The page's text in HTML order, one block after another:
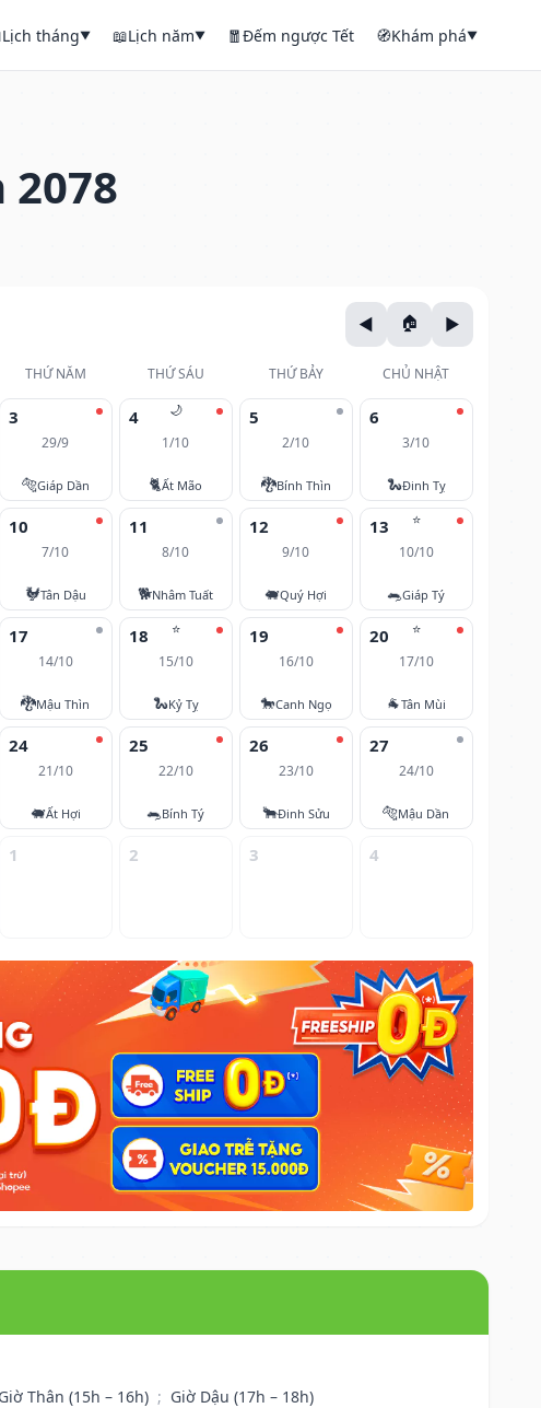
Lịch tháng▼ 📖Lịch năm▼ 🧧Đếm ngược Tết 🧭Khám phá▼
THỨ NĂM THỨ SÁU THỨ BẢY CHỦ NHẬT
3
29/9
🐅Giáp Dần
🌙
4
1/10
🐈Ất Mão
5
2/10
🐉Bính Thìn
6
3/10
🐍Đinh Tỵ
10
7/10
🐓Tân Dậu
11
8/10
🐕Nhâm Tuất
12
9/10
🐖Quý Hợi
⭐
13
10/10
🐀Giáp Tý
17
14/10
🐉Mậu Thìn
⭐
18
15/10
🐍Kỷ Tỵ
19
16/10
🐎Canh Ngọ
⭐
20
17/10
🐐Tân Mùi
24
21/10
🐖Ất Hợi
25
22/10
🐀Bính Tý
26
23/10
🐂Đinh Sửu
27
24/10
🐅Mậu Dần
1 2 3 4
Giờ Thân (15h – 16h) ; Giờ Dậu (17h – 18h)